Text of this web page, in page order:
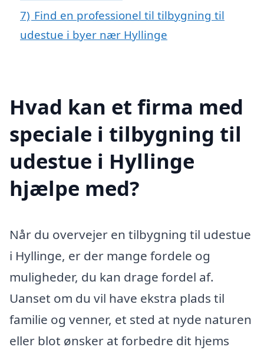
7) Find en professionel til tilbygning til
udestue i byer nær Hyllinge
Hvad kan et firma med
speciale i tilbygning til
udestue i Hyllinge
hjælpe med?
Når du overvejer en tilbygning til udestue
i Hyllinge, er der mange fordele og
muligheder, du kan drage fordel af.
Uanset om du vil have ekstra plads til
familie og venner, et sted at nyde naturen
eller blot ønsker at forbedre dit hjems